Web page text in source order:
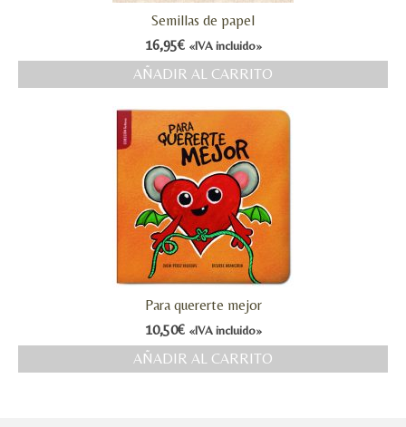
Semillas de papel
16,95€ «IVA incluido»
AÑADIR AL CARRITO
Para quererte mejor
10,50€ «IVA incluido»
AÑADIR AL CARRITO